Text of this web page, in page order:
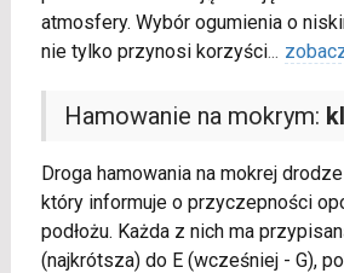
atmosfery. Wybór ogumienia o
nie tylko przynosi korzyści...
Hamowanie na mokrym:
Droga hamowania na mokrej
który informuje o przyczepności
podłożu. Każda z nich ma
(najkrótsza) do E (wcześniej - G),